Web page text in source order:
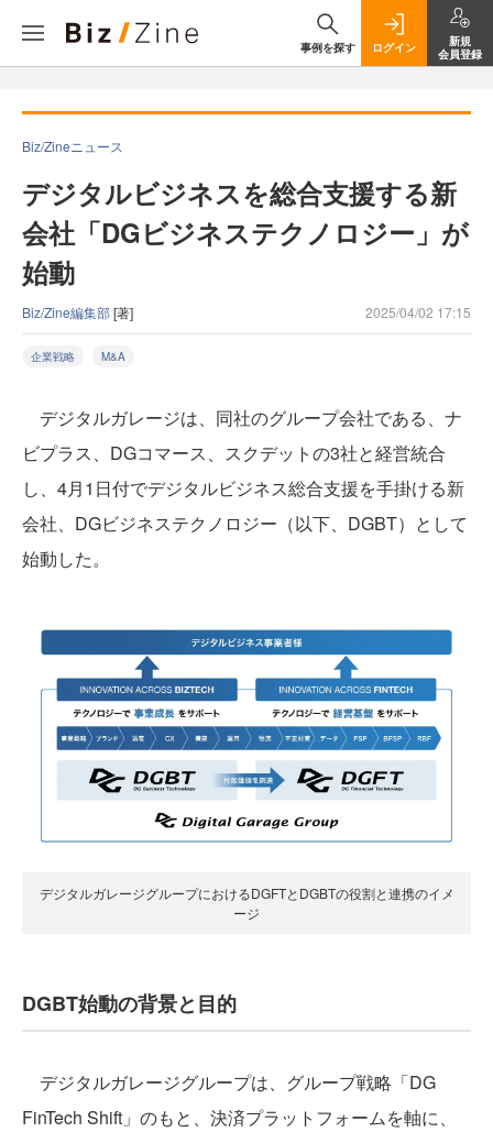
事例を探す ログイン
新規
会員登録
Biz/Zineニュース
デジタルビジネスを総合支援する新
会社「DGビジネステクノロジー」が
始動
Biz/Zine編集部[著] 2025/04/02 17:15
企業戦略 M&A
デジタルガレージは、同社のグループ会社である、ナ
ビプラス、DGコマース、スクデットの3社と経営統合
し、4月1日付でデジタルビジネス総合支援を手掛ける新
会社、DGビジネステクノロジー（以下、DGBT）として
始動した。
デジタルガレージグループにおけるDGFTとDGBTの役割と連携のイメ
ージ
DGBT始動の背景と目的
デジタルガレージグループは、グループ戦略「DG
FinTech Shift」のもと、決済プラットフォームを軸に、